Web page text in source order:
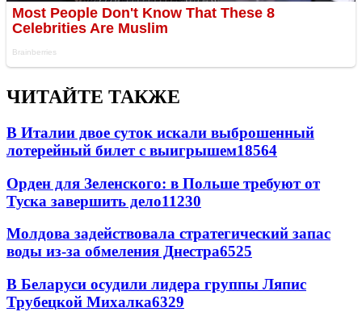
ЧИТАЙТЕ ТАКЖЕ
В Италии двое суток искали выброшенный
лотерейный билет с выигрышем18564
Орден для Зеленского: в Польше требуют от
Туска завершить дело11230
Молдова задействовала стратегический запас
воды из-за обмеления Днестра6525
В Беларуси осудили лидера группы Ляпис
Трубецкой Михалка6329